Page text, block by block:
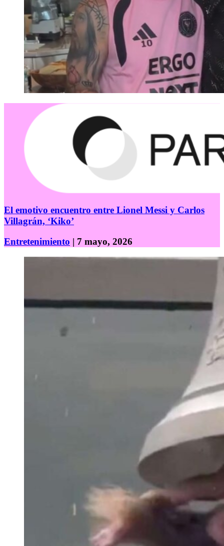
El emotivo encuentro entre Lionel Messi y Carlos
Villagrán, ‘Kiko’
Entretenimiento | 7 mayo, 2026